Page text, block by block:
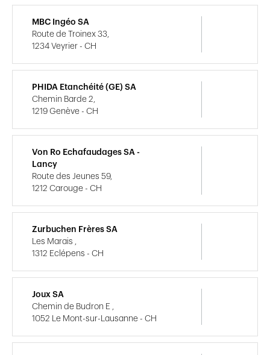
MBC Ingéo SA
Route de Troinex 33,
1234 Veyrier - CH
PHIDA Etanchéité (GE) SA
Chemin Barde 2,
1219 Genève - CH
Von Ro Echafaudages SA -
Lancy
Route des Jeunes 59,
1212 Carouge - CH
Zurbuchen Frères SA
Les Marais ,
1312 Eclépens - CH
Joux SA
Chemin de Budron E ,
1052 Le Mont-sur-Lausanne - CH